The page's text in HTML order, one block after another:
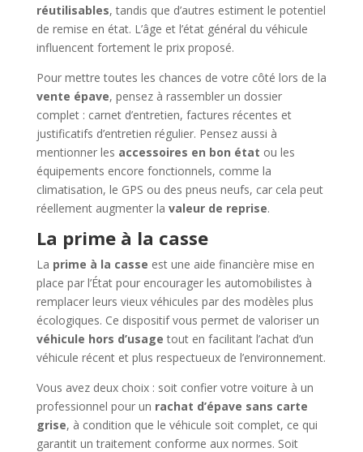
réutilisables, tandis que d’autres estiment le potentiel
de remise en état. L’âge et l’état général du véhicule
influencent fortement le prix proposé.
Pour mettre toutes les chances de votre côté lors de la
vente épave, pensez à rassembler un dossier
complet : carnet d’entretien, factures récentes et
justificatifs d’entretien régulier. Pensez aussi à
mentionner les accessoires en bon état ou les
équipements encore fonctionnels, comme la
climatisation, le GPS ou des pneus neufs, car cela peut
réellement augmenter la valeur de reprise.
La prime à la casse
La prime à la casse est une aide financière mise en
place par l’État pour encourager les automobilistes à
remplacer leurs vieux véhicules par des modèles plus
écologiques. Ce dispositif vous permet de valoriser un
véhicule hors d’usage tout en facilitant l’achat d’un
véhicule récent et plus respectueux de l’environnement.
Vous avez deux choix : soit confier votre voiture à un
professionnel pour un rachat d’épave sans carte
grise, à condition que le véhicule soit complet, ce qui
garantit un traitement conforme aux normes. Soit